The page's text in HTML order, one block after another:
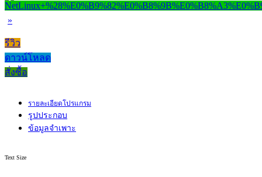
»
รีวิว
ดาวน์โหลด
สั่งซื้อ
รายละเอียดโปรแกรม
รูปประกอบ
ข้อมูลจำเพาะ
Text Size